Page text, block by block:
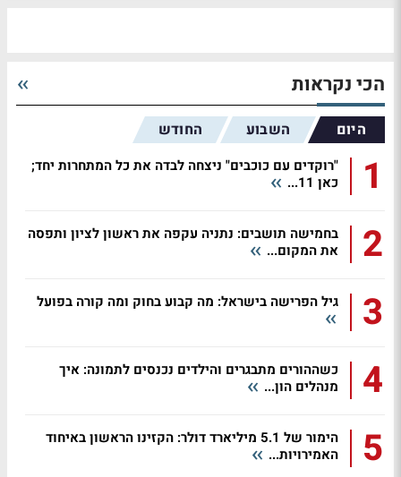
הכי נקראות
היום השבוע החודש
1
"רוקדים עם כוכבים" ניצחה לבדה את כל המתחרות יחד;
כאן 11...
2
בחמישה תושבים: נתניה עקפה את ראשון לציון ותפסה
את המקום...
3 גיל הפרישה בישראל: מה קבוע בחוק ומה קורה בפועל
4
כשההורים מתבגרים והילדים נכנסים לתמונה: איך
מנהלים הון...
5
הימור של 5.1 מיליארד דולר: הקזינו הראשון באיחוד
האמירויות...